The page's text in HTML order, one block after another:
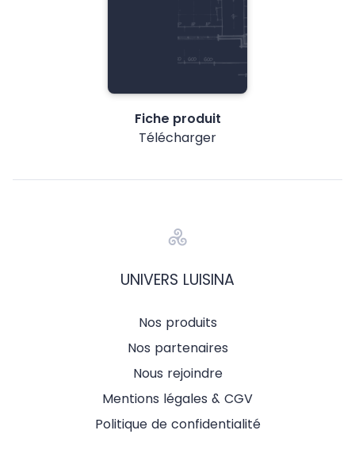
Fiche produit
Télécharger
UNIVERS LUISINA
Nos produits
Nos partenaires
Nous rejoindre
Mentions légales & CGV
Politique de confidentialité